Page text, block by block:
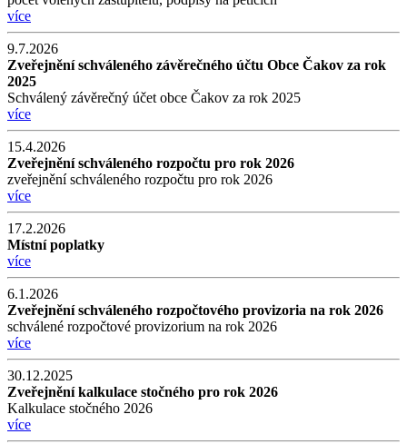
více
9.7.2026
Zveřejnění schváleného závěrečného účtu Obce Čakov za rok
2025
Schválený závěrečný účet obce Čakov za rok 2025
více
15.4.2026
Zveřejnění schváleného rozpočtu pro rok 2026
zveřejnění schváleného rozpočtu pro rok 2026
více
17.2.2026
Místní poplatky
více
6.1.2026
Zveřejnění schváleného rozpočtového provizoria na rok 2026
schválené rozpočtové provizorium na rok 2026
více
30.12.2025
Zveřejnění kalkulace stočného pro rok 2026
Kalkulace stočného 2026
více